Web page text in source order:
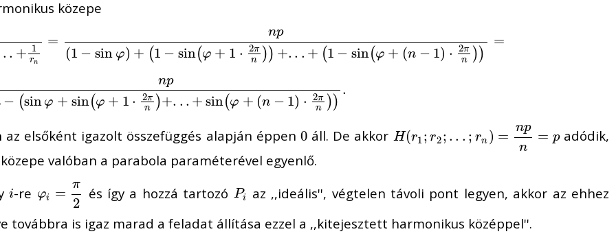
közepe
. . + 1
rn
= np
(1 − sin φ) + (1 − sin(φ + 1 ⋅ 2π
n
)) +. . . + (1 − sin(φ + (n − 1) ⋅ 2π
n
))
=
=np(1− sin φ)+(1−sin(φ+1⋅2πn))+...+(1−sin(φ+(n−1)⋅2πn))=
np
− (sin φ + sin(φ + 1 ⋅ 2π
n
)+. . . + sin(φ + (n − 1) ⋅ 2π
n
) )
.
−(sinφ+sin(φ+1⋅2πn)+...+sin(φ+(n−1)⋅2πn)).
elsőként igazolt összefüggés alapján éppen 0
0áll. De akkor H(r1; r2; . . . ; rn ) = np
n
= p
H(r1; r2;... r n) = npn=p
adódik,
valóban a parabola paraméterével egyenlő.
i
i-re φi = π
2
φi =π 2 és így a hozzá tartozó Pi
Pi az ,,ideális'', végtelen távoli pont legyen, akkor az ehhez
továbbra is igaz marad a feladat állítása ezzel a ,,kitejesztett harmonikus középpel''.